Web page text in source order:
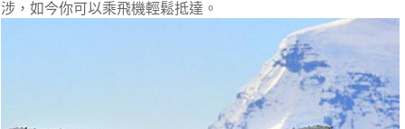
涉，如今你可以乘飛機輕鬆抵達。